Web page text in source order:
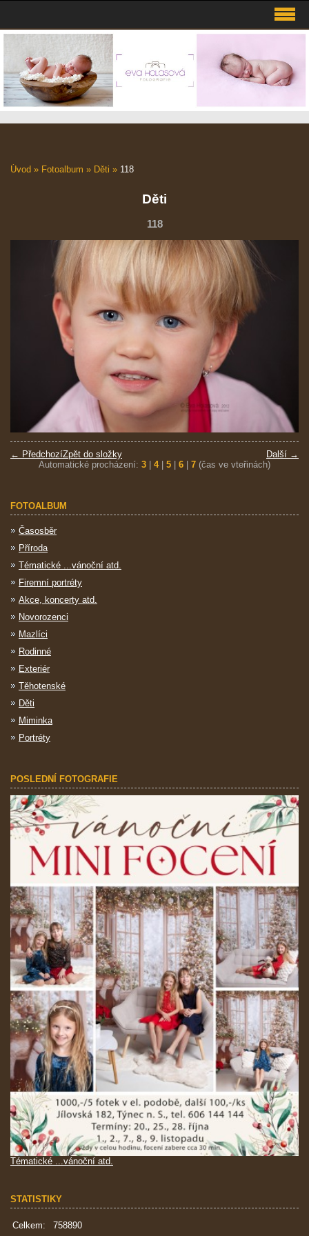
Úvod » Fotoalbum » Děti » 118
Děti
118
← Předchozí Další →
Zpět do složky
Automatické procházení: 3 4| 5 6 7 (čas ve vteřinách)
FOTOALBUM
Časosběr
Příroda
Tématické ...vánoční atd.
Firemní portréty
Akce, koncerty atd.
Novorozenci
Mazlíci
Rodinné
Exteriér
Těhotenské
Děti
Miminka
Portréty
POSLEDNÍ FOTOGRAFIE
Tématické ...vánoční atd.
STATISTIKY
Celkem: 758890